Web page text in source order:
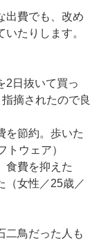
出費でも、改め
たりします。
2日抜いて買っ
摘されたので良
を節約。歩いた
ウェア）
食費を抑えた
（女性／25歳／
二鳥だった人も